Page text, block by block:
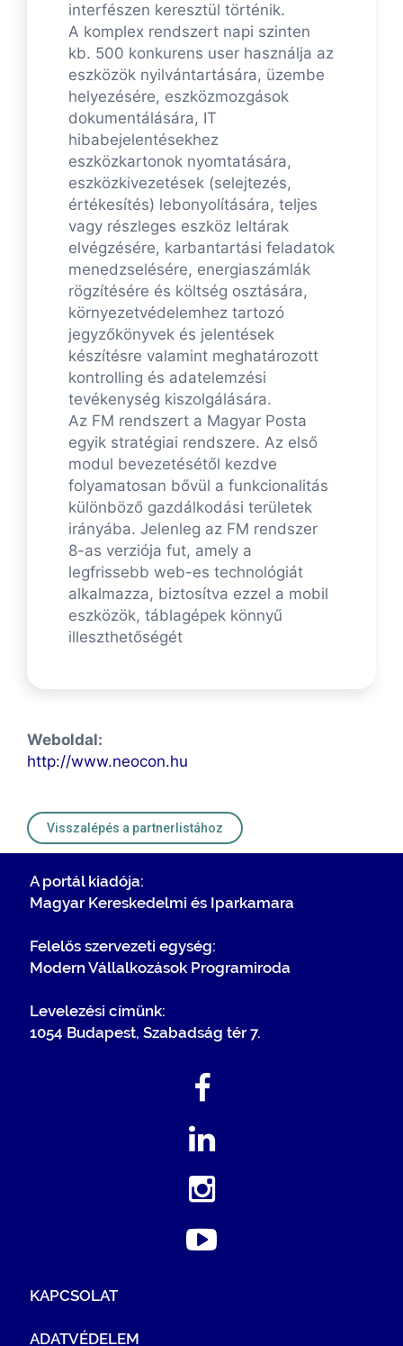
interfészen keresztül történik.
A komplex rendszert napi szinten
kb. 500 konkurens user használja az
eszközök nyilvántartására, üzembe
helyezésére, eszközmozgások
dokumentálására, IT
hibabejelentésekhez
eszközkartonok nyomtatására,
eszközkivezetések (selejtezés,
értékesítés) lebonyolítására, teljes
vagy részleges eszköz leltárak
elvégzésére, karbantartási feladatok
menedzselésére, energiaszámlák
rögzítésére és költség osztására,
környezetvédelemhez tartozó
jegyzőkönyvek és jelentések
készítésre valamint meghatározott
kontrolling és adatelemzési
tevékenység kiszolgálására.
Az FM rendszert a Magyar Posta
egyik stratégiai rendszere. Az első
modul bevezetésétől kezdve
folyamatosan bővül a funkcionalitás
különböző gazdálkodási területek
irányába. Jelenleg az FM rendszer
8-as verziója fut, amely a
legfrissebb web-es technológiát
alkalmazza, biztosítva ezzel a mobil
eszközök, táblagépek könnyű
illeszthetőségét
Weboldal:
http://www.neocon.hu
Visszalépés a partnerlistához
A portál kiadója:
Magyar Kereskedelmi és Iparkamara
Felelős szervezeti egység:
Modern Vállalkozások Programiroda
Levelezési címünk:
1054 Budapest, Szabadság tér 7.
KAPCSOLAT
ADATVÉDELEM